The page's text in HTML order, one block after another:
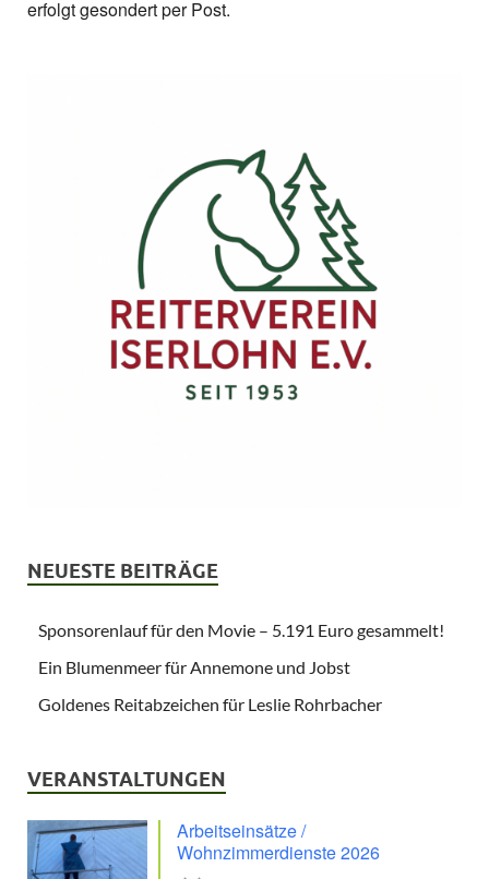
erfolgt gesondert per Post.
NEUESTE BEITRÄGE
Sponsorenlauf für den Movie – 5.191 Euro gesammelt!
Ein Blumenmeer für Annemone und Jobst
Goldenes Reitabzeichen für Leslie Rohrbacher
VERANSTALTUNGEN
Arbeitseinsätze /
Wohnzimmerdienste 2026